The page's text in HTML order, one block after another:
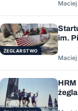
ŻEGLARSTWO
im.